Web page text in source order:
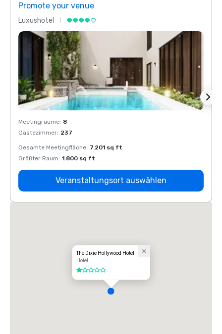
Promote your venue
Luxushotel
Meetingräume: 8
Gästezimmer: 237
Gesamte Meetingfläche: 7.201 sq ft
Größter Raum: 1.800 sq ft
Veranstaltungsort auswählen
The Dixie Hollywood Hotel
Hotel
1 von 5